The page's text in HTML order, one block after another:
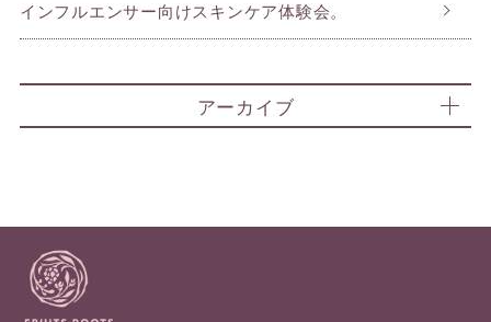
インフルエンサー向けスキンケア体験会。
アーカイブ